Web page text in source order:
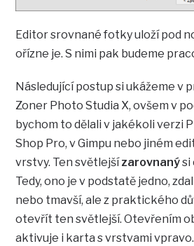
Editor srovnané fotky uloží pod
ořízne je. S nimi pak budeme
Následující postup si ukážeme v
Zoner Photo Studia X, ovšem v
bychom to dělali v jakékoli verzi
Shop Pro, v Gimpu nebo jiném
vrstvy. Ten světlejšízarovnanýsi
Tedy, ono je v podstatě jedno,
nebo tmavší, ale z praktického
otevřít ten světlejší. Otevřením
aktivuje i karta s vrstvami